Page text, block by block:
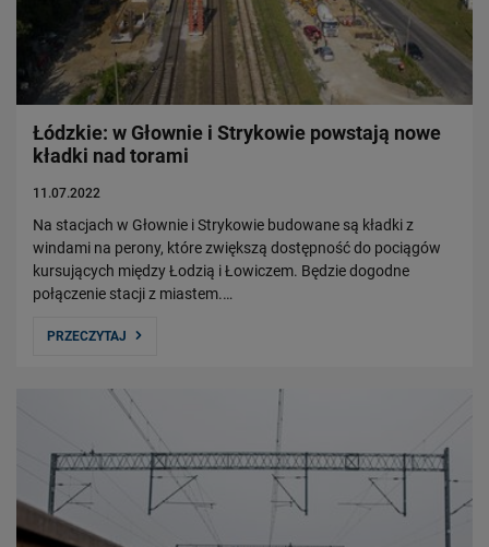
Łódzkie: w Głownie i Strykowie powstają nowe
kładki nad torami
11.07.2022
Na stacjach w Głownie i Strykowie budowane są kładki z
windami na perony, które zwiększą dostępność do pociągów
kursujących między Łodzią i Łowiczem. Będzie dogodne
połączenie stacji z miastem.…
PRZECZYTAJ